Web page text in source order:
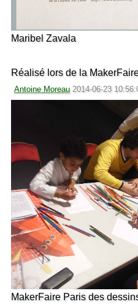
Maribel Zavala
Réalisé lors de la
Antoine Moreau 2014-06-23
MakerFaire Paris des